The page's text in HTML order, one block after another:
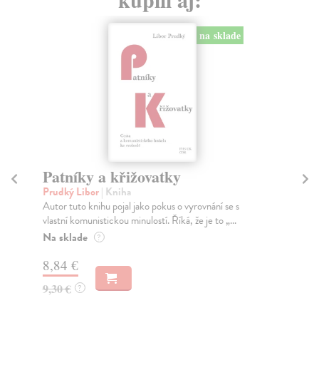
na sklade
Patníky a křižovatky
Prudký Libor| Kniha
Autor tuto knihu pojal jako pokus o vyrovnání se s
vlastní komunistickou minulostí. Říká, že je to „...
Na sklade ?
8,84 €
9,30 € ?